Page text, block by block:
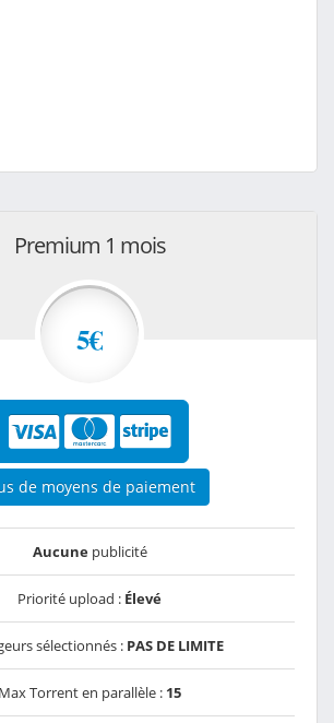
Premium 1 mois
5€
de moyens de paiement
Aucunepublicité
Priorité upload : Élevé
sélectionnés : PAS DE LIMITE
Max Torrent en parallèle : 15